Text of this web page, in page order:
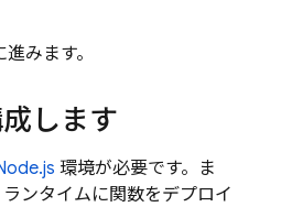
進みます。
します
環境が必要です。ま
ランタイムに関数をデプロイ